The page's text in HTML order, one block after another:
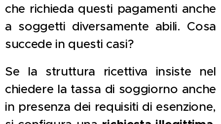
che richieda questi pagamenti anche
a soggetti diversamente abili. Cosa
succede in questi casi?
Se la struttura ricettiva insiste nel
chiedere la tassa di soggiorno anche
in presenza dei requisiti di esenzione,